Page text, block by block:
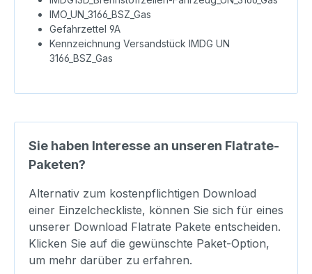
IMO_UN_3166_BSZ_Gas
Gefahrzettel 9A
Kennzeichnung Versandstück IMDG UN
3166_BSZ_Gas
Sie haben Interesse an unseren Flatrate-
Paketen?
Alternativ zum kostenpflichtigen Download
einer Einzelcheckliste, können Sie sich für eines
unserer Download Flatrate Pakete entscheiden.
Klicken Sie auf die gewünschte Paket-Option,
um mehr darüber zu erfahren.